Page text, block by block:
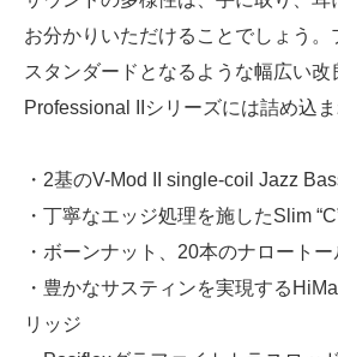
お分かりいただけることでしょう。
スタンダードとなるような幅広い改
Professional IIシリーズには詰め込ま
・2基のV-Mod II single-coil Jazz
・丁寧なエッジ処理を施したSlim
・ボーンナット、20本のナロートー
・豊かなサスティンを実現する
リッジ